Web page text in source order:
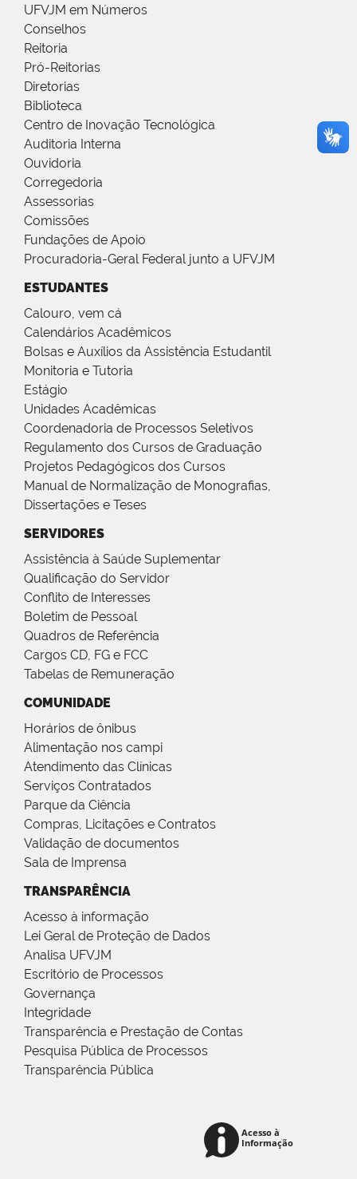
UFVJM em Números
Conselhos
Reitoria
Pró-Reitorias
Diretorias
Biblioteca
Centro de Inovação Tecnológica
Auditoria Interna
Ouvidoria
Corregedoria
Assessorias
Comissões
Fundações de Apoio
Procuradoria-Geral Federal junto a UFVJM
ESTUDANTES
Calouro, vem cá
Calendários Acadêmicos
Bolsas e Auxílios da Assistência Estudantil
Monitoria e Tutoria
Estágio
Unidades Acadêmicas
Coordenadoria de Processos Seletivos
Regulamento dos Cursos de Graduação
Projetos Pedagógicos dos Cursos
Manual de Normalização de Monografias,
Dissertações e Teses
SERVIDORES
Assistência à Saúde Suplementar
Qualificação do Servidor
Conflito de Interesses
Boletim de Pessoal
Quadros de Referência
Cargos CD, FG e FCC
Tabelas de Remuneração
COMUNIDADE
Horários de ônibus
Alimentação nos campi
Atendimento das Clínicas
Serviços Contratados
Parque da Ciência
Compras, Licitações e Contratos
Validação de documentos
Sala de Imprensa
TRANSPARÊNCIA
Acesso à informação
Lei Geral de Proteção de Dados
Analisa UFVJM
Escritório de Processos
Governança
Integridade
Transparência e Prestação de Contas
Pesquisa Pública de Processos
Transparência Pública